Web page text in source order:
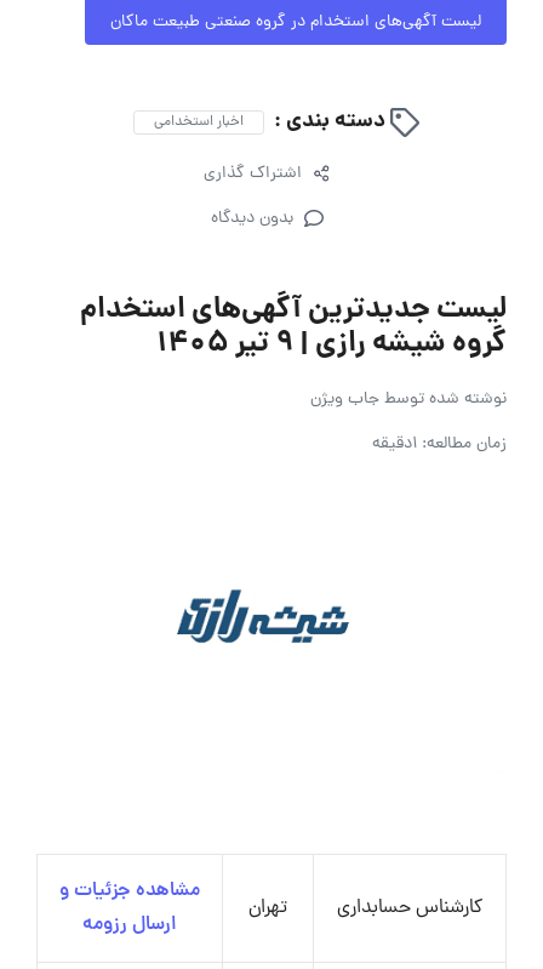
لیست آگهی‌های استخدام در گروه صنعتی طبیعت ماکان
دسته بندی : اخبار استخدامی
اشتراک گذاری
بدون دیدگاه
لیست جدیدترین آگهی‌های استخدام
گروه شیشه رازی | ۹ تیر ۱۴۰۵
نوشته شده توسطجاب ویژن
زمان مطالعه: 1دقیقه
کارشناس حسابداری تهران
مشاهده جزئیات و
ارسال رزومه